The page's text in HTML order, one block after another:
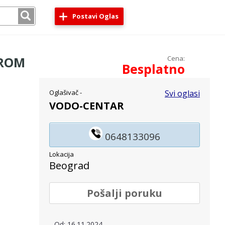
Postavi Oglas
Cena:
Besplatno
Svi oglasi
Oglašivač -
VODO-CENTAR
0648133096
Lokacija
Beograd
Pošalji poruku